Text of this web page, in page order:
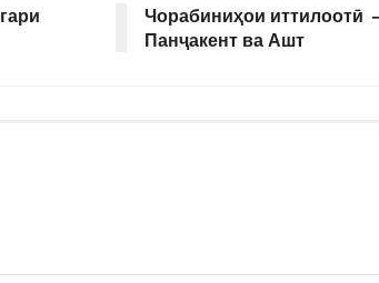
Чорабиниҳои
Панҷакент ва Ашт